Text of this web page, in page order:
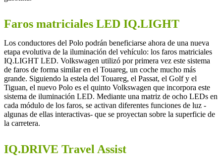
Faros matriciales LED IQ.LIGHT
Los conductores del Polo podrán beneficiarse ahora de una nueva
etapa evolutiva de la iluminación del vehículo: los faros matriciales
IQ.LIGHT LED. Volkswagen utilizó por primera vez este sistema
de faros de forma similar en el Touareg, un coche mucho más
grande. Siguiendo la estela del Touareg, el Passat, el Golf y el
Tiguan, el nuevo Polo es el quinto Volkswagen que incorpora este
sistema de iluminación LED. Mediante una matriz de ocho LEDs en
cada módulo de los faros, se activan diferentes funciones de luz -
algunas de ellas interactivas- que se proyectan sobre la superficie de
la carretera.
IQ.DRIVE Travel Assist